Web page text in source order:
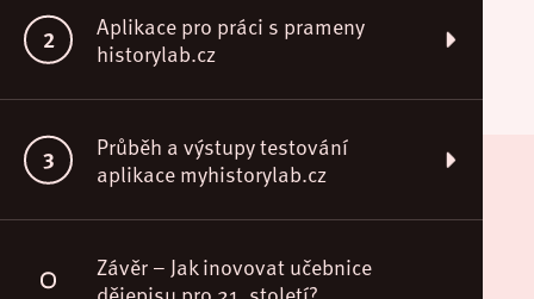
Proměna cílů historického vzdělávání v čase
nových médií
dějepisu
Aplikace pro práci s prameny
historylab.cz
Návod k použití aplikace pro práci s prameny
Průběh a výstupy testování
aplikace myhistorylab.cz
Testování podzim 2016
Závěr – Jak inovovat učebnice